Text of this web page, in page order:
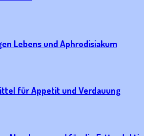
Lebens und Aphrodisiakum
für Appetit und Verdauung